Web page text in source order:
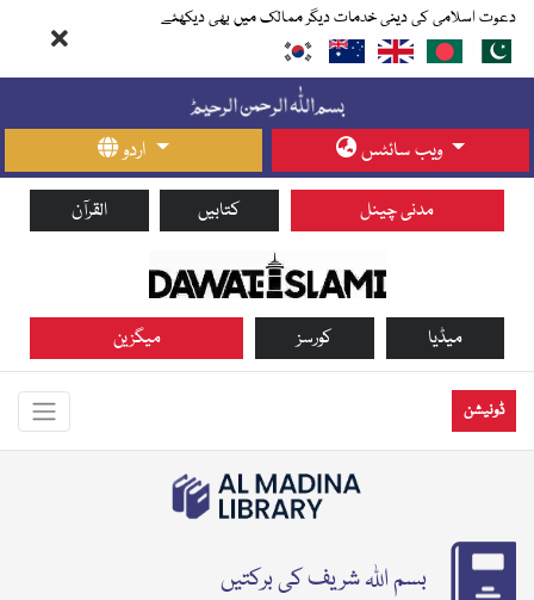
دعوت اسلامی کی دینی خدمات دیگر ممالک میں بھی دیکھئے
اردو ویب سائٹس
القرآن کتابیں مدنی چینل
میگزین کورسز میڈیا
ڈونیشن
بسم اللہ شریف کی برکتیں